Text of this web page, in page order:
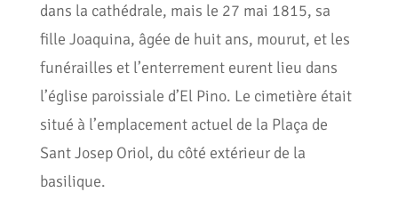
dans la cathédrale, mais le 27 mai 1815, sa
fille Joaquina, âgée de huit ans, mourut, et les
funérailles et l’enterrement eurent lieu dans
l’église paroissiale d’El Pino. Le cimetière était
situé à l’emplacement actuel de la Plaça de
Sant Josep Oriol, du côté extérieur de la
basilique.